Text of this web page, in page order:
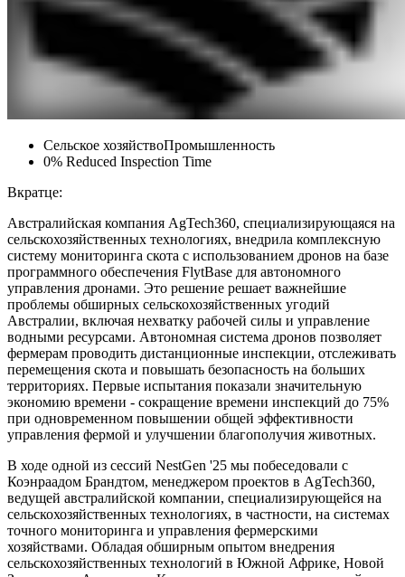
Сельское хозяйствоПромышленность
0% Reduced Inspection Time
Вкратце:
Австралийская компания AgTech360, специализирующаяся на
сельскохозяйственных технологиях, внедрила комплексную
систему мониторинга скота с использованием дронов на базе
программного обеспечения FlytBase для автономного
управления дронами. Это решение решает важнейшие
проблемы обширных сельскохозяйственных угодий
Австралии, включая нехватку рабочей силы и управление
водными ресурсами. Автономная система дронов позволяет
фермерам проводить дистанционные инспекции, отслеживать
перемещения скота и повышать безопасность на больших
территориях. Первые испытания показали значительную
экономию времени - сокращение времени инспекций до 75%
при одновременном повышении общей эффективности
управления фермой и улучшении благополучия животных.
В ходе одной из сессий NestGen '25 мы побеседовали с
Коэнраадом Брандтом, менеджером проектов в AgTech360,
ведущей австралийской компании, специализирующейся на
сельскохозяйственных технологиях, в частности, на системах
точного мониторинга и управления фермерскими
хозяйствами. Обладая обширным опытом внедрения
сельскохозяйственных технологий в Южной Африке, Новой